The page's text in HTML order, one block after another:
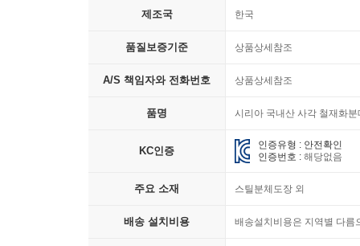
제조국 한국
품질보증기준 상품상세참조
A/S 책임자와 전화번호 상품상세참조
품명 시리아 국내산 사각 철재화
KC인증
인증유형 : 안전확인
인증번호 :해당없음
주요 소재 스틸분체도장 외
배송 설치비용 배송설치비용은 지역별 다름